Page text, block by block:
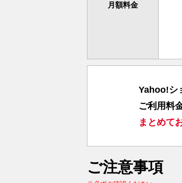
月額料金
Yahoo!シ
ご利用料
まとめて
ご注意事項